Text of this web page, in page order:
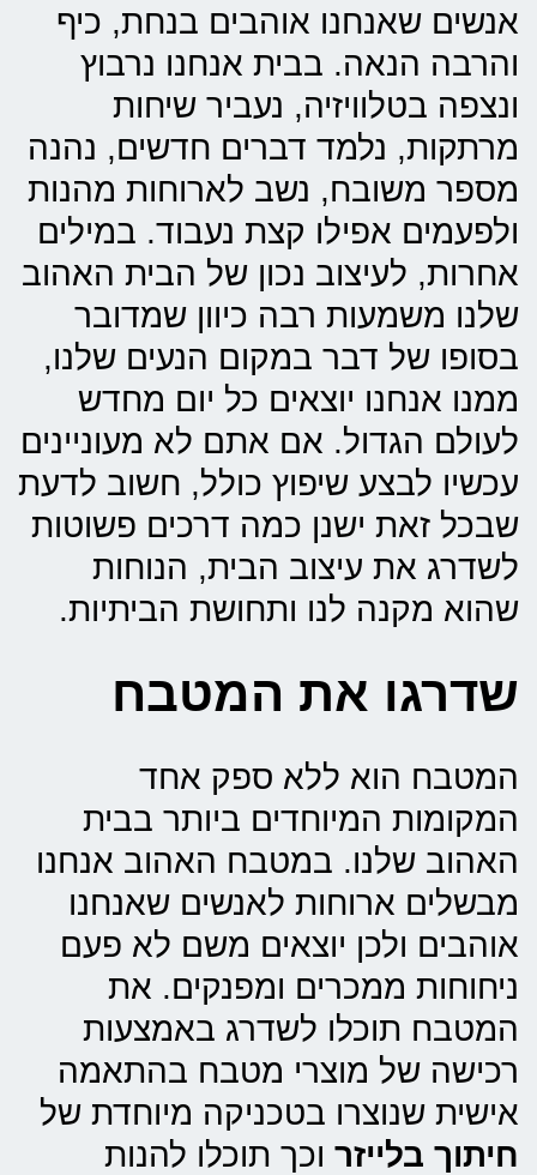
אנשים שאנחנו אוהבים בנחת, כיף
והרבה הנאה. בבית אנחנו נרבוץ
ונצפה בטלוויזיה, נעביר שיחות
מרתקות, נלמד דברים חדשים, נהנה
מספר משובח, נשב לארוחות מהנות
ולפעמים אפילו קצת נעבוד. במילים
אחרות, לעיצוב נכון של הבית האהוב
שלנו משמעות רבה כיוון שמדובר
בסופו של דבר במקום הנעים שלנו,
ממנו אנחנו יוצאים כל יום מחדש
לעולם הגדול. אם אתם לא מעוניינים
עכשיו לבצע שיפוץ כולל, חשוב לדעת
שבכל זאת ישנן כמה דרכים פשוטות
לשדרג את עיצוב הבית, הנוחות
שהוא מקנה לנו ותחושת הביתיות.
שדרגו את המטבח
המטבח הוא ללא ספק אחד
המקומות המיוחדים ביותר בבית
האהוב שלנו. במטבח האהוב אנחנו
מבשלים ארוחות לאנשים שאנחנו
אוהבים ולכן יוצאים משם לא פעם
ניחוחות ממכרים ומפנקים. את
המטבח תוכלו לשדרג באמצעות
רכישה של מוצרי מטבח בהתאמה
אישית שנוצרו בטכניקה מיוחדת של
חיתוך בלייזר וכך תוכלו להנות